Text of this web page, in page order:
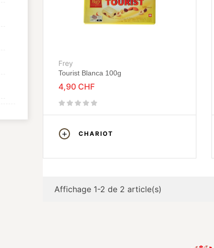
Frey
Tourist Blanca 100g
4,90 CHF
CHARIOT
Affichage 1-2 de 2 article(s)